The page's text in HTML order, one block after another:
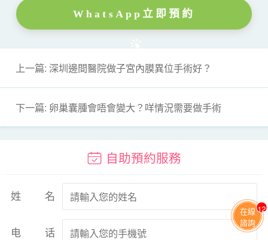
WhatsApp立即預約
上一篇: 深圳邊間醫院做子宮內膜異位手術好？
下一篇: 卵巢囊腫會唔會變大？咩情況需要做手術
自助預約服務
姓名
电话
在線
諮詢
13